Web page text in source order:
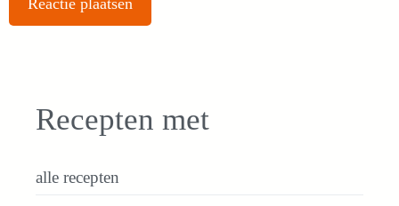
Recepten met
alle recepten